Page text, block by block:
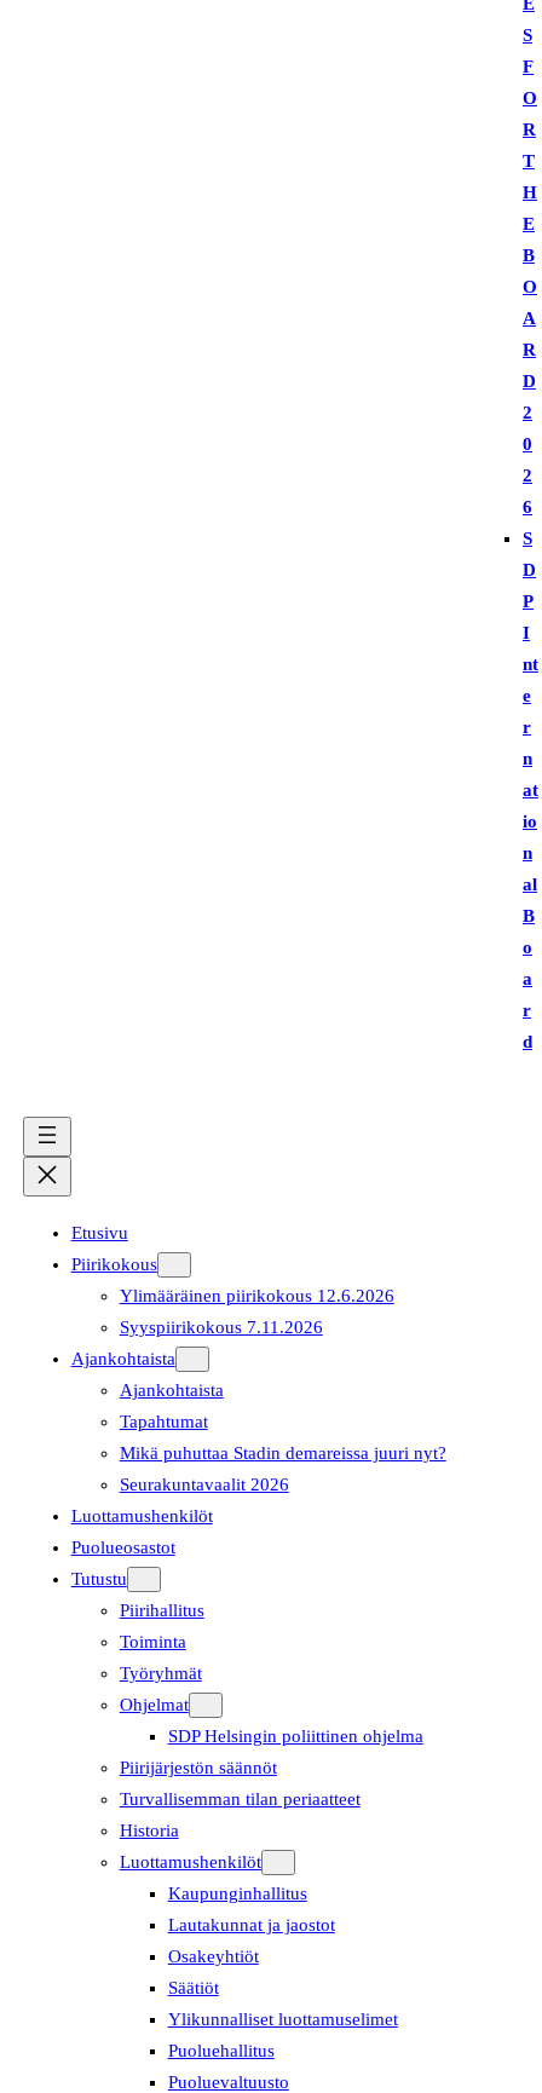
S
F
O
R
T
H
E
B
O
A
R
D
2
0
2
6
S
D
P
I
nt
e
r
n
at
io
n
al
B
o
a
r
d
Etusivu
Piirikokous
Ylimääräinen piirikokous 12.6.2026
Syyspiirikokous 7.11.2026
Ajankohtaista
Ajankohtaista
Tapahtumat
Mikä puhuttaa Stadin demareissa juuri nyt?
Seurakuntavaalit 2026
Luottamushenkilöt
Puolueosastot
Tutustu
Piirihallitus
Toiminta
Työryhmät
Ohjelmat
SDP Helsingin poliittinen ohjelma
Piirijärjestön säännöt
Turvallisemman tilan periaatteet
Historia
Luottamushenkilöt
Kaupunginhallitus
Lautakunnat ja jaostot
Osakeyhtiöt
Säätiöt
Ylikunnalliset luottamuselimet
Puoluehallitus
Puoluevaltuusto